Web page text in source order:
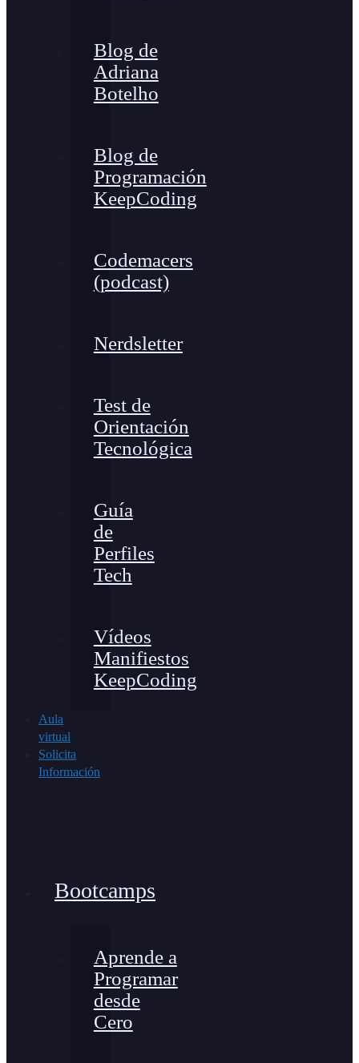
Blog de
Adriana
Botelho
Blog de
Programación
KeepCoding
Codemacers
(podcast)
Nerdsletter
Test de
Orientación
Tecnológica
Guía
de
Perfiles
Tech
Vídeos
Manifiestos
KeepCoding
Aula
virtual
Solicita
Información
Bootcamps
Aprende a
Programar
desde
Cero